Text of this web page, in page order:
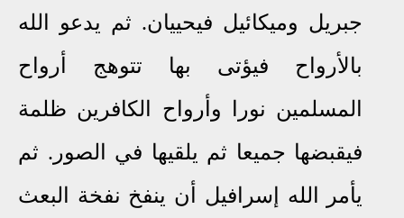
جبريل وميكائيل فيحييان. ثم يدعو الله
بالأرواح فيؤتى بها تتوهج أرواح
المسلمين نورا وأرواح الكافرين ظلمة
فيقبضها جميعا ثم يلقيها في الصور . ثم
يأمر الله إسرافيل أن ينفخ نفخة البعث